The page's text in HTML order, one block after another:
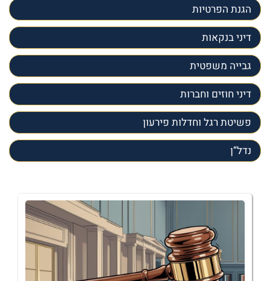
הגנת הפרטיות
דיני בנקאות
גבייה משפטית
דיני חוזים וחברות
פשיטת רגל וחדלות פירעון
נדל”ן